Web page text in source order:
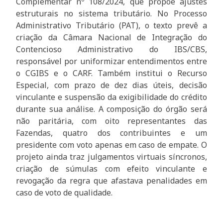
estruturais no sistema tributário. No Processo
Administrativo Tributário (PAT), o texto prevê a
criação da Câmara Nacional de Integração do
Contencioso Administrativo do IBS/CBS,
responsável por uniformizar entendimentos entre
o CGIBS e o CARF. Também institui o Recurso
Especial, com prazo de dez dias úteis, decisão
vinculante e suspensão da exigibilidade do crédito
durante sua análise. A composição do órgão será
não paritária, com oito representantes das
Fazendas, quatro dos contribuintes e um
presidente com voto apenas em caso de empate. O
projeto ainda traz julgamentos virtuais síncronos,
criação de súmulas com efeito vinculante e
revogação da regra que afastava penalidades em
caso de voto de qualidade.